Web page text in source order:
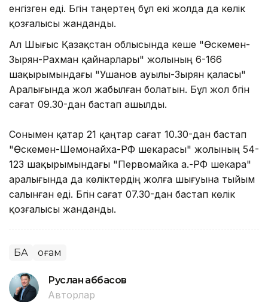
енгізген еді. Бүгін таңертең бұл екі жолда да көлік
қозғалысы жанданды.
Ал Шығыс Қазақстан облысында кеше "Өскемен-
Зырян-Рахман қайнарлары" жолының 6-166
шақырымындағы "Ушанов ауылы-Зырян қаласы"
Аралығында жол жабылған болатын. Бұл жол бүгін
сағат 09.30-дан бастап ашылды.
Сонымен қатар 21 қаңтар сағат 10.30-дан бастап
"Өскемен-Шемонайха-РФ шекарасы" жолының 54-
123 шақырымындағы "Первомайка а.-РФ шекара"
аралығында да көліктердің жолға шығуына тыйым
салынған еді. Бүгін сағат 07.30-дан бастап көлік
қозғалысы жанданды.
БАҚ Қоғам
Руслан Ғаббасов
Авторлар